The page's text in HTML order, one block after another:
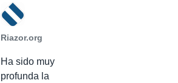
Riazor.org
Ha sido muy
profunda la